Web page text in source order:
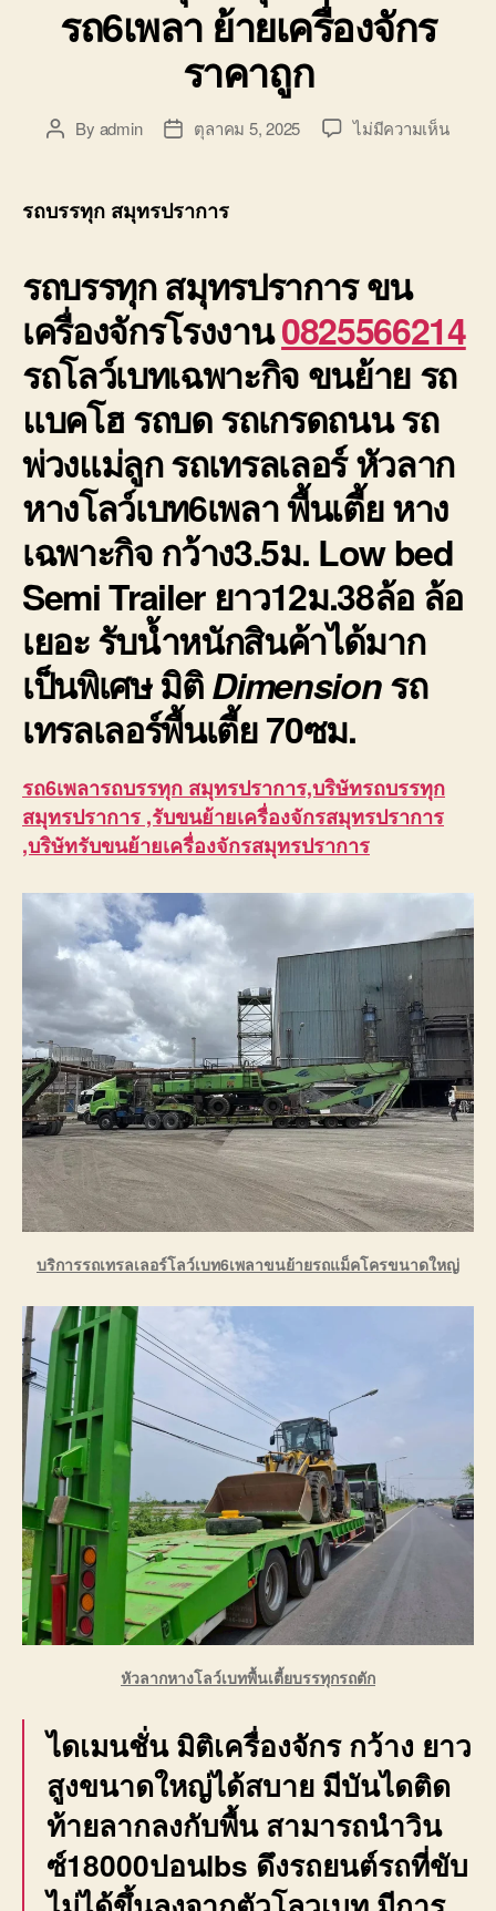
รถ6เพลา ย้ายเครื่องจักร
ราคาถูก
PostBy admin
Postตุลาคม 5, 2025 ไม่มีความเห็นบน
ถูก
รถบรรทุก สมุทรปราการ
รถบรรทุก สมุทรปราการขน
เครื่องจักรโรงงาน0825566214
รถโลว์เบทเฉพาะกิจ ขนย้าย รถ
แบคโฮ รถบด รถเกรดถนน รถ
พ่วงแม่ลูก รถเทรลเลอร์ หัวลาก
หางโลว์เบท6เพลา พื้นเตี้ย หาง
เฉพาะกิจ กว้าง3.5ม. Low bed
Semi Trailer ยาว12ม.38ล้อ ล้อ
เยอะ รับน้ำหนักสินค้าได้มาก
เป็นพิเศษ มิติDimensionรถ
เทรลเลอร์พื้นเตี้ย70ซม.
รถ6เพลารถบรรทุก สมุทรปราการ,บริษัทรถบรรทุก
สมุทรปราการ ,รับขนย้ายเครื่องจักรสมุทรปราการ
,บริษัทรับขนย้ายเครื่องจักรสมุทรปราการ
บริการรถเทรลเลอร์โลว์เบท6เพลาขนย้ายรถแม็คโครขนาดใหญ่
หัวลากหางโลว์เบทพื้นเตี้ยบรรทุกรถตัก
ไดเมนชั่น มิติเครื่องจักร กว้าง ยาว
สูงขนาดใหญ่ได้สบาย มีบันไดติด
ท้ายลากลงกับพื้น สามารถนำวิน
ซ์18000ปอนlbs ดึงรถยนต์รถที่ขับ